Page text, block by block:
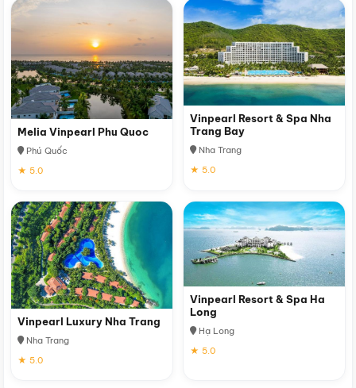
Melia Vinpearl Phu Quoc
Phú Quốc
★ 5.0
Vinpearl Resort & Spa Nha
Trang Bay
Nha Trang
★ 5.0
Vinpearl Luxury Nha Trang
Nha Trang
★ 5.0
Vinpearl Resort & Spa Ha
Long
Hạ Long
★ 5.0